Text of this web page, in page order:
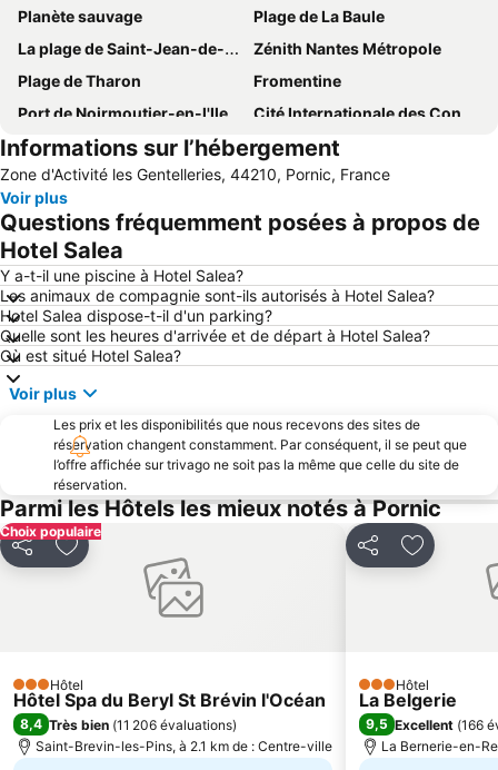
Planète sauvage
Plage de La Baule
La plage de Saint-Jean-de-Monts
Zénith Nantes Métropole
Plage de Tharon
Fromentine
Port de Noirmoutier-en-l'Ile
Cité Internationale des Congrès
Les Machines de l'Île
Plage de l'Océan
Stade de la Beaujoire - Louis Fonteneau
Plage de la Source
Plage des Dames
Port de Piriac-sur-Mer
Thalasso Alliance Pornic
Atlantic Toboggan
La Grande-Plage
Parc de la Beaujoire
Le Château des Ducs de Bretagne
Parc Naturel Régional de Brière
Le Tramway Nantais
La Corniche Vendéenne
Port de Plaisance
La Baule-Escoublac Airport
Plage de la Fontaine aux Bretons
La Promenade
Les Bâteaux Nantais
Les Escales
Golf Saint Jean de Monts
Place du Commerce
Plage des Rochelets
Port du Bec
La Cité Nantes Events Center
Jardin des Plantes
Château de Noirmoutier
Le Passage du Gois
Canal de la Martinière
Piscine Leo Lagrange
Place Graslin
Saint-Nazaire-Montoir Airport
Informations sur l’hébergement
Zone d'Activité les Gentelleries, 44210, Pornic, France
Voir plus
Questions fréquemment posées à propos de
Hotel Salea
Y a-t-il une piscine à Hotel Salea?
Les animaux de compagnie sont-ils autorisés à Hotel Salea?
Hotel Salea dispose-t-il d'un parking?
Quelle sont les heures d'arrivée et de départ à Hotel Salea?
Où est situé Hotel Salea?
Voir plus
Les prix et les disponibilités que nous recevons des sites de
réservation changent constamment. Par conséquent, il se peut que
l’offre affichée sur trivago ne soit pas la même que celle du site de
réservation.
Parmi les Hôtels les mieux notés à Pornic
Choix populaire
PartagerAjouter à mes favoris
3 Étoiles
Hôtel
Hôtel Spa du Beryl St Brévin l'Océan
8,4 Très bien (11 206 évaluations)
Saint-Brevin-les-Pins, à 2.1 km de : Centre-ville
PartagerAjouter à
3 Étoiles
Hôtel
La Belgerie
9,5 Excellent (166
La Bernerie-en-